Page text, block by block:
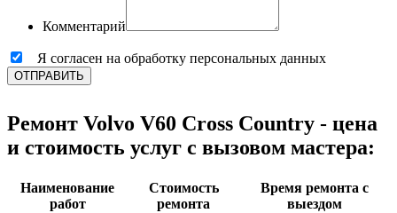
Комментарий
Я согласен на обработку персональных данных
ОТПРАВИТЬ
Ремонт Volvo V60 Cross Country - цена
и стоимость услуг с вызовом мастера:
Наименование
работ
Стоимость
ремонта
Время ремонта с
выездом